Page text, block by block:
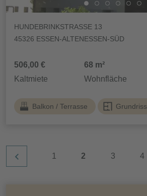
HUNDEBRINKSTRASSE 13
45326 ESSEN-ALTENESSEN-SÜD
Kaltmiete
506,00 €
Wohnfläche
68 m²
Balkon / Terrasse Grundriss
1 2 3 4